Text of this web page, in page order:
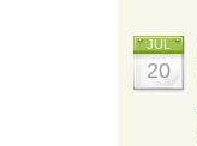
JUL
20